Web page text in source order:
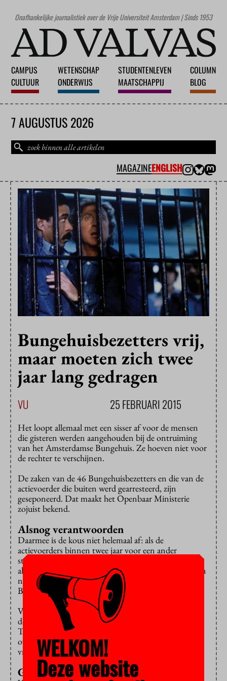
Onafhankelijke journalistiek over de Vrije Universiteit Amsterdam | Sinds 1953
CAMPUS
CULTUUR
WETENSCHAP
ONDERWIJS
STUDENTENLEVEN
MAATSCHAPPIJ
COLUMN
BLOG
7 AUGUSTUS 2026
MAGAZINEENGLISH
Bungehuisbezetters vrij,
maar moeten zich twee
jaar lang gedragen
VU 25 FEBRUARI 2015
Het loopt allemaal met een sisser af voor de mensen
die gisteren werden aangehouden bij de ontruiming
van het Amsterdamse Bungehuis. Ze hoeven niet voor
de rechter te verschijnen.
De zaken van de 46 Bungehuisbezetters en die van de
actievoerder die buiten werd gearresteerd, zijn
geseponeerd. Dat maakt het Openbaar Ministerie
zojuist bekend.
Alsnog verantwoorden
Daarmee is de kous niet helemaal af: als de
actievoerders binnen twee jaar voor een ander
strafbaar feit worden gearresteerd, moeten ze zich
alsnog bij de rechter verantwoorden omdat ze gisteren
niet vertrokken toen de politie hen sommeerde het
Bungehuis te verlaten.
Van de 47 arrestanten hebben er 44 de nacht in de cel
doorgebracht omdat ze zich niet wilden legitimeren.
Twee van hen gingen in de loop van vandaag nog
overstag, maar uiteindelijk zijn alle arrestanten
vrijgelaten.
Genoeg te verduren gehad
WELKOM!
Deze website